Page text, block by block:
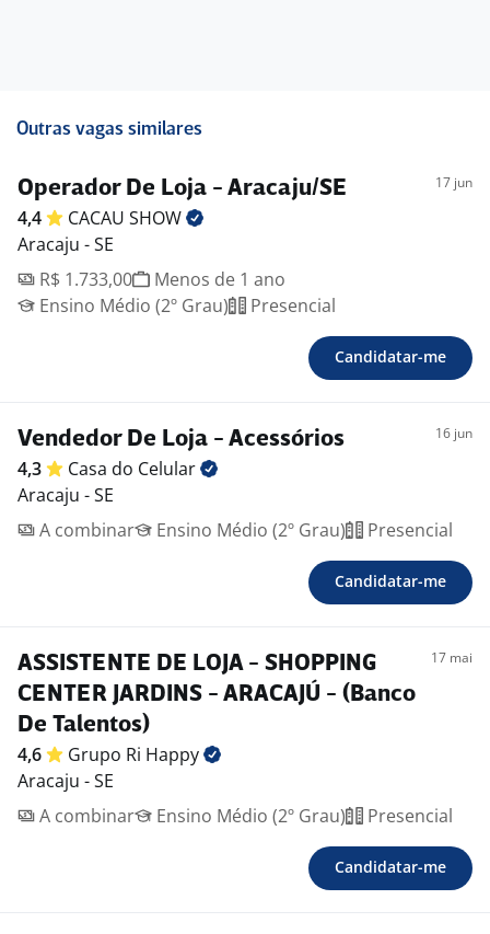
Etapa Entrevista com a Gerente da loja
Etapa Contratação.
-. Seguro de Vida
-. Vale-alimentação
-. Vale-transporte
-. Assistência odontológica
-. Assistência médica
Outras vagas similares
Operador De Loja - Aracaju/SE 17 jun
4,4 CACAU SHOW
Aracaju - SE
R$ 1.733,00
Menos de 1 ano
Ensino Médio (2º Grau)
Presencial
Candidatar-me
Vendedor De Loja - Acessórios 16 jun
4,3 Casa do Celular
Aracaju - SE
A combinar
Ensino Médio (2º Grau) Presencial
Candidatar-me
ASSISTENTE DE LOJA - SHOPPING
CENTER JARDINS - ARACAJÚ - (Banco
De Talentos)
17 mai
4,6 Grupo Ri Happy
Aracaju - SE
A combinar
Ensino Médio (2º Grau) Presencial
Candidatar-me